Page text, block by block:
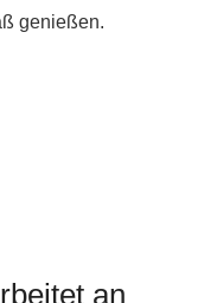
genießen.
an